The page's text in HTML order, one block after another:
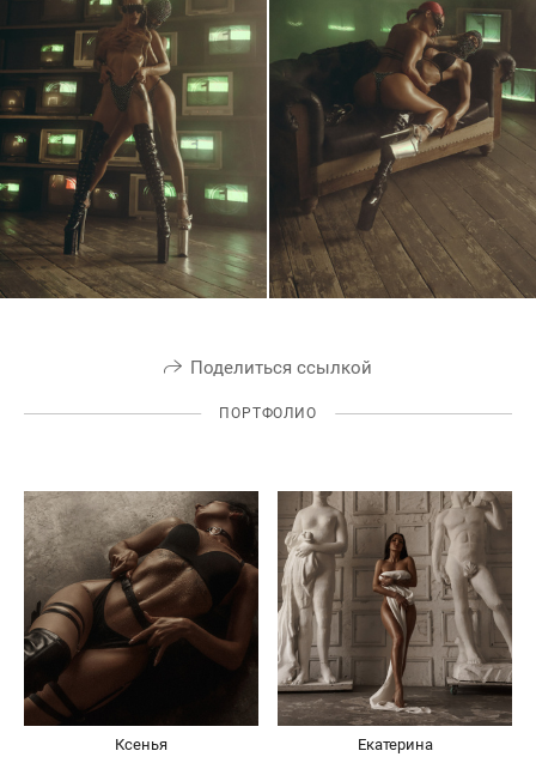
Поделиться ссылкой
ПОРТФОЛИО
Ксенья Екатерина